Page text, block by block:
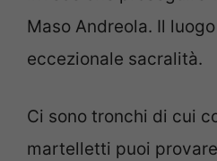
Maso Andreola. Il
eccezionale sacralità.
Ci sono tronchi di cui
martelletti puoi